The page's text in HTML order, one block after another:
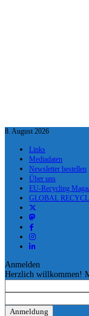
8. August 2026
Links
Mediadaten
Newsletter bestellen
Über uns
EU-Recycling
GLOBAL
Anmelden
Herzlich willkommen!